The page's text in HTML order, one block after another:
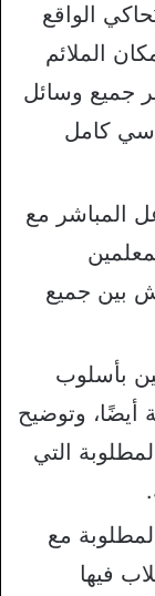
الواقع
الملائم
جميع وسائل
كامل
المباشر مع
بين جميع
بأسلوب
أيضًا، وتوضيح
التي
مع
فيها